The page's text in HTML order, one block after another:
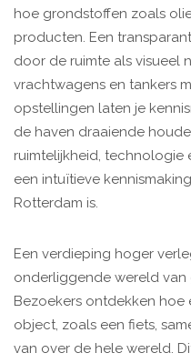
hoe grondstoffen zoals
producten. Een
door de ruimte als visueel
vrachtwagens en tankers
opstellingen laten je
de haven draaiende
ruimtelijkheid, technologie
een intuïtieve
Rotterdam is.
Een verdieping hoger
onderliggende wereld
Bezoekers ontdekken
object, zoals een fiets,
van over de hele wereld.